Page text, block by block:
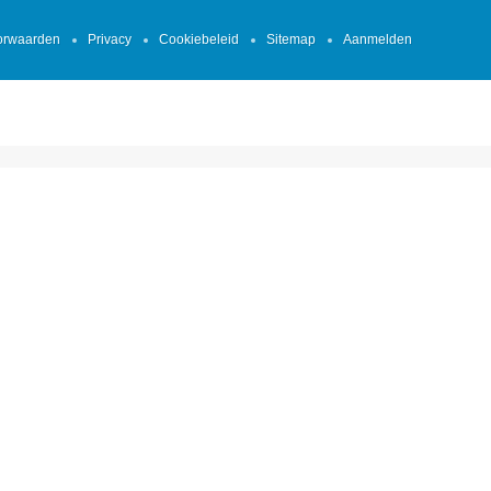
Privacy Cookiebeleid Sitemap Aanmelden